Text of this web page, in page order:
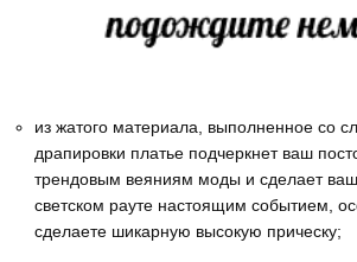
из жатого материала, выполненное со
драпировки платье подчеркнет ваш
трендовым веяниям моды и сделает
светском рауте настоящим событием,
сделаете шикарную высокую прическу;